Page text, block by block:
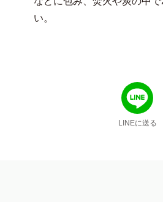
い。
LINEに送る